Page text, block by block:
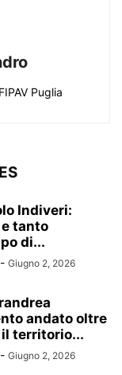
Puglia
Indiveri:
tanto
di...
- Giugno 2, 2026
andato oltre
territorio...
- Giugno 2, 2026